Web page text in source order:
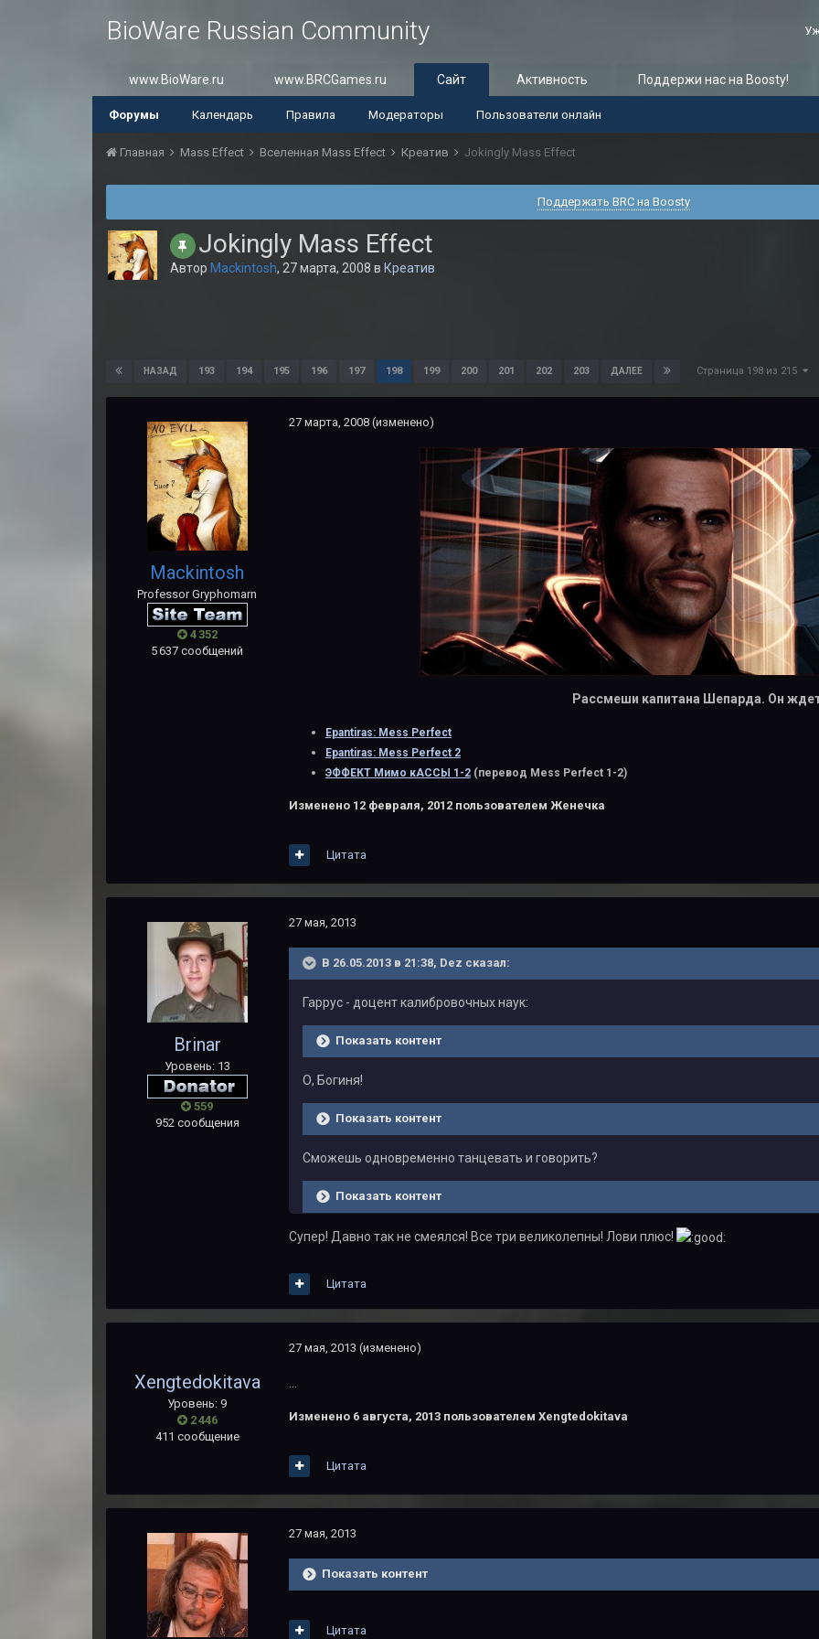
BioWare Russian Community
www.BioWare.ru www.BRCGames.ru Сайт
Форумы Календарь Правила Модераторы Пользователи онлайн
Активность Поддержи нас на Boosty!
Главная Mass Effect Вселенная Mass Effect Креатив Jokingly Mass Effect
Поддержать BRC на Boosty
Jokingly Mass Effect
Автор Mackintosh, 27 марта, 2008 в Креатив
НАЗАД 193 194 195 196 197 198 199 200 201 202 203 ДАЛЕЕ Страница 198 из 215
Mackintosh
Professor Gryphomarn
4 352
5 637 сообщений
27 марта, 2008 (изменено)
Рассмеши капитана Шепарда. Он
Epantiras: Mess Perfect
Epantiras: Mess Perfect 2
ЭФФЕКТ Мимо кАССЫ 1-2(перевод Mess Perfect 1-2)
Изменено 12 февраля, 2012пользователем Женечка
Цитата
Brinar
Уровень: 13
559
952 сообщения
27 мая, 2013
В 26.05.2013 в 21:38, Dez сказал:
Гаррус - доцент калибровочных наук:
Показать контент
О, Богиня!
Показать контент
Сможешь одновременно танцевать и говорить?
Показать контент
Супер! Давно так не смеялся! Все три великолепны! Лови плюс!
Цитата
Xengtedokitava
Уровень: 9
2 446
411 сообщение
27 мая, 2013 (изменено)
Изменено 6 августа, 2013пользователем Xengtedokitava
Цитата
27 мая, 2013
Показать контент
Цитата